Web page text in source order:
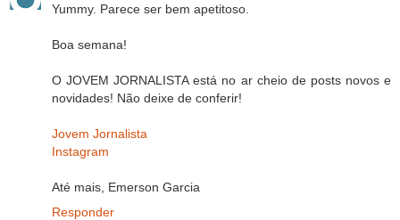
Yummy. Parece ser bem apetitoso.
Boa semana!
O JOVEM JORNALISTA está no ar cheio de posts novos e
novidades! Não deixe de conferir!
Jovem Jornalista
Instagram
Até mais, Emerson Garcia
Responder